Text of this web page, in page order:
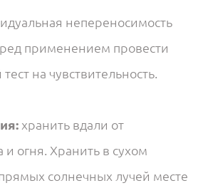
непереносимость
применением провести
на чувствительность.
хранить вдали от
и огня. Хранить в сухом
солнечных лучей месте